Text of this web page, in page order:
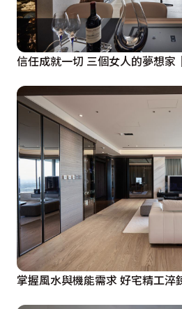
信任成就一切 三個女人的夢想
掌握風水與機能需求 好宅精工